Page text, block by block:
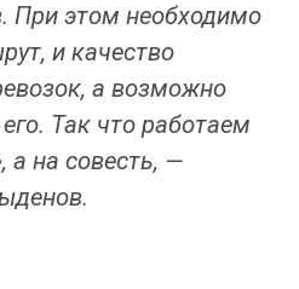
При этом необходимо
и качество
а возможно
Так что работаем
а на совесть, —